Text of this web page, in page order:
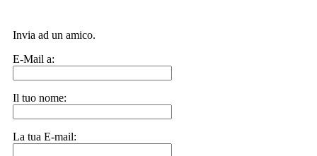
Invia ad un amico.
E-Mail a:
Il tuo nome:
La tua E-mail: